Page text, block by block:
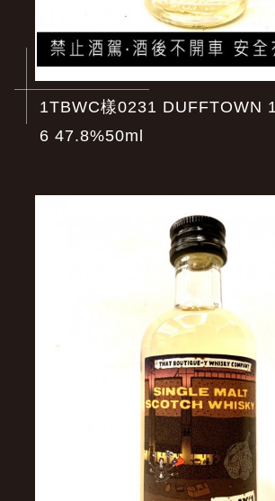
1TBWC樣0231 DUFFTOWN
6 47.8%50ml